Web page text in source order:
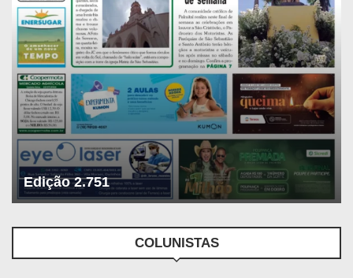
Edição 2.751
COLUNISTAS